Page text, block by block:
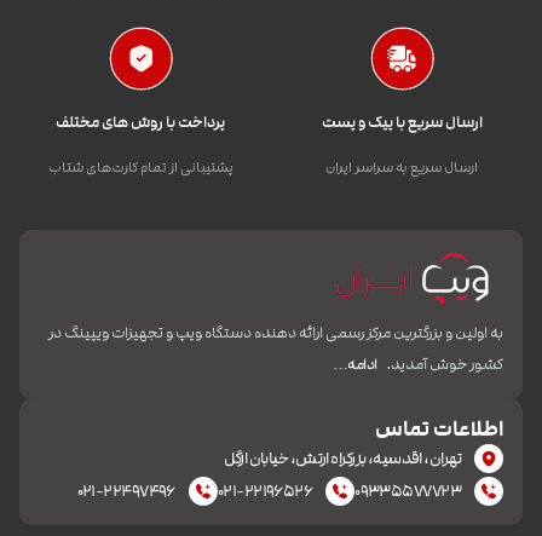
ارسال سریع با پیک و پست
ارسال سریع به سراسر ایران
پرداخت با روش های مختلف
پشتیبانی از تمام کارت‌های شتاب
به اولین و بزرگترین مرکز رسمی ارائه دهنده دستگاه ویپ و تجهیزات ویپینگ در
کشور خوش آمدید. ادامه…
اطلاعات تماس
تهران، اقدسیه، بزرکراه ارتش، خیابان ازگل
۰۹۳۳۵۵۷۷۷۲۳
۰۲۱-۲۲۱۹۶۵۲۶ ۰۲۱-۲۲۴۹۷۴۹۶